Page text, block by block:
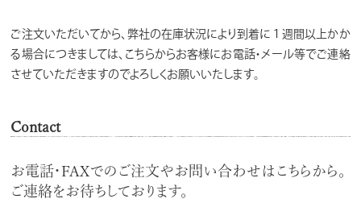
ご注文いただいてから、弊社の在庫状況により到着に１週間以上かか
る場合につきましては、こちらからお客様にお電話・メール等でご連絡
させていただきますのでよろしくお願いいたします。
Contact
お電話・FAXでのご注文やお問い合わせはこちらから。
ご連絡をお待ちしております。